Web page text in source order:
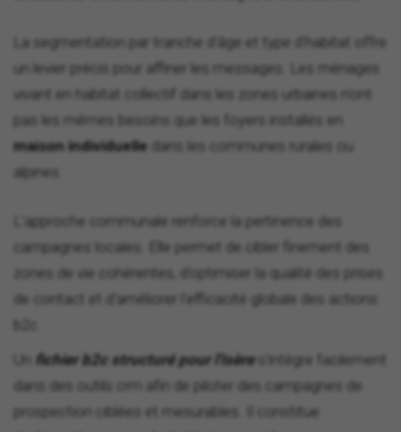
La segmentation par tranche d'âge et type d'habitat offre
un levier précis pour affiner les messages. Les ménages
vivant en habitat collectif dans les zones urbaines n'ont
pas les mêmes besoins que les foyers installés en
maison individuelle dans les communes rurales ou
alpines.
L'approche communale renforce la pertinence des
campagnes locales. Elle permet de cibler finement des
zones de vie cohérentes, d'optimiser la qualité des prises
de contact et d'améliorer l'efficacité globale des actions
Un fichier b2c structuré pour l'Isères'intègre facilement
dans des outils crm afin de piloter des campagnes de
prospection ciblées et mesurables. Il constitue